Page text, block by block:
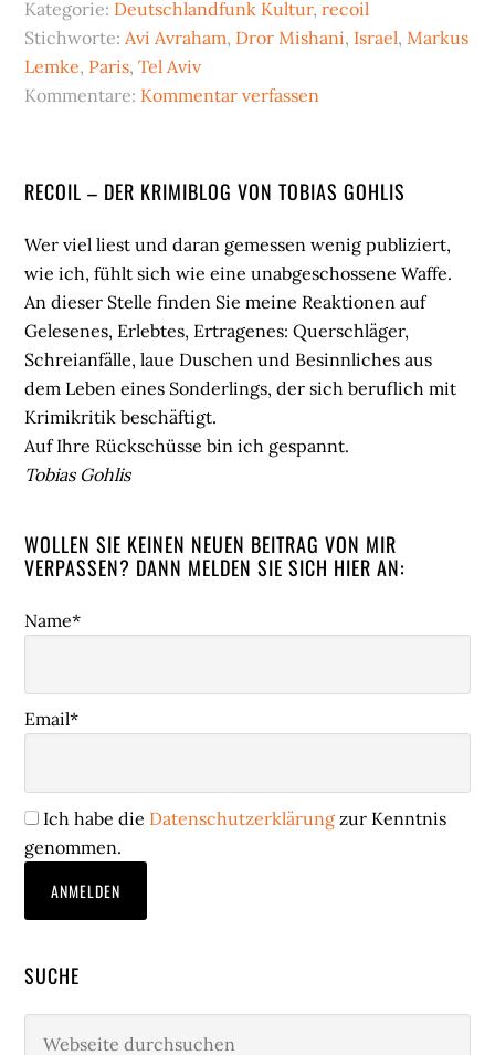
Kategorie: Deutschlandfunk Kultur,recoil
Stichworte: Avi Avraham, Dror Mishani, Israel, Markus
Lemke, Paris,Tel Aviv
Kommentare: Kommentar verfassen
Seitenspalte
RECOIL – DER KRIMIBLOG VON TOBIAS GOHLIS
Wer viel liest und daran gemessen wenig publiziert,
wie ich, fühlt sich wie eine unabgeschossene Waffe.
An dieser Stelle finden Sie meine Reaktionen auf
Gelesenes, Erlebtes, Ertragenes: Querschläger,
Schreianfälle, laue Duschen und Besinnliches aus
dem Leben eines Sonderlings, der sich beruflich mit
Krimikritik beschäftigt.
Auf Ihre Rückschüsse bin ich gespannt.
Tobias Gohlis
WOLLEN SIE KEINEN NEUEN BEITRAG VON MIR
VERPASSEN? DANN MELDEN SIE SICH HIER AN:
Name*
Email*
Ich habe die Datenschutzerklärung zur Kenntnis
genommen.
SUCHE